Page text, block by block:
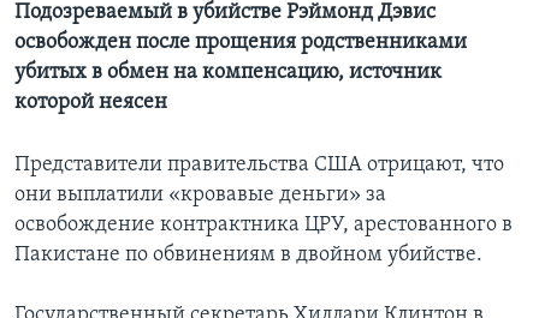
Языки
Подозреваемый в убийстве Рэймонд Дэвис
освобожден после прощения родственниками
убитых в обмен на компенсацию, источник
которой неясен
Представители правительства США отрицают, что
они выплатили «кровавые деньги» за
освобождение контрактника ЦРУ, арестованного в
Пакистане по обвинениям в двойном убийстве.